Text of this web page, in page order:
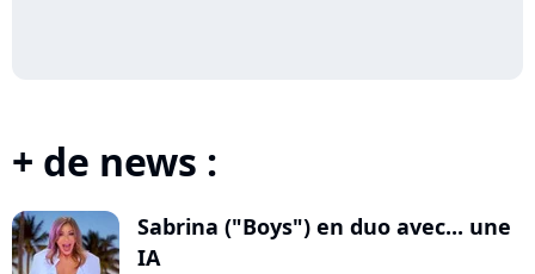
+ de news :
Sabrina ("Boys") en duo avec... une
IA